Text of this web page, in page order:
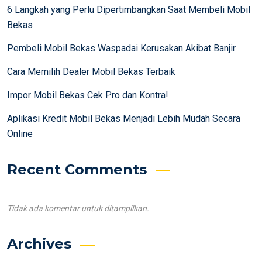
6 Langkah yang Perlu Dipertimbangkan Saat Membeli Mobil
Bekas
Pembeli Mobil Bekas Waspadai Kerusakan Akibat Banjir
Cara Memilih Dealer Mobil Bekas Terbaik
Impor Mobil Bekas Cek Pro dan Kontra!
Aplikasi Kredit Mobil Bekas Menjadi Lebih Mudah Secara
Online
Recent Comments
Tidak ada komentar untuk ditampilkan.
Archives